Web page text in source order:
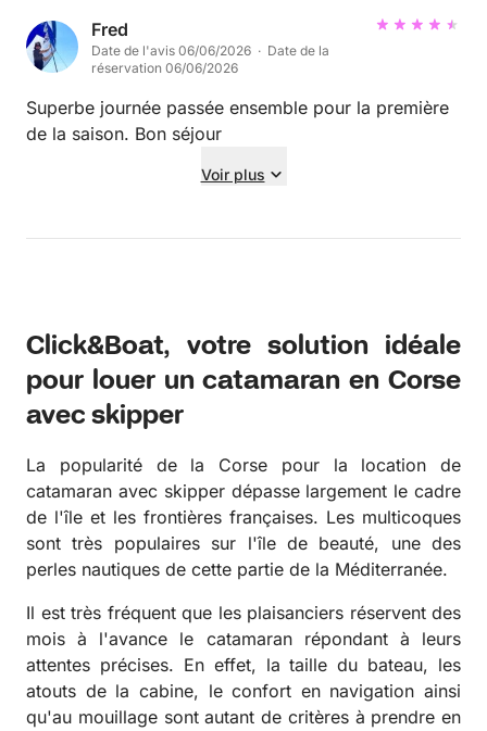
Fred
Date de l'avis 06/06/2026 · Date de la
réservation 06/06/2026
Superbe journée passée ensemble pour la première
de la saison. Bon séjour
Voir plus
Click&Boat, votre solution idéale
pour louer un catamaran en Corse
avec skipper
La popularité de la Corse pour la location de
catamaran avec skipper dépasse largement le cadre
de l'île et les frontières françaises. Les multicoques
sont très populaires sur l'île de beauté, une des
perles nautiques de cette partie de la Méditerranée.
Il est très fréquent que les plaisanciers réservent des
mois à l'avance le catamaran répondant à leurs
attentes précises. En effet, la taille du bateau, les
atouts de la cabine, le confort en navigation ainsi
qu'au mouillage sont autant de critères à prendre en